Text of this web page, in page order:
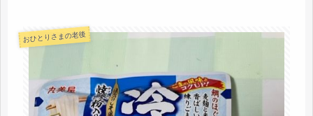
おひとりさまの老後